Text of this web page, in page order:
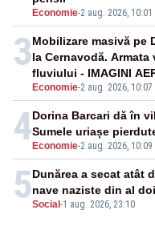
Economie-2 aug. 2026, 10:01
3
Economie-2 aug. 2026, 10:07
Mobilizare masivă pe
la Cernavodă.
fluviului - IMAGINI
4 Economie-2 aug. 2026, 10:09
Dorina Barcari dă în
Sumele uriașe
5Social -1 aug. 2026, 23:10
Dunărea a secat atât
nave naziste din al